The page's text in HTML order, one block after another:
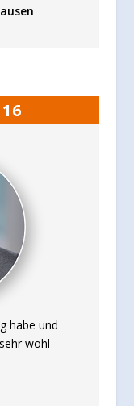
habe und
wohl